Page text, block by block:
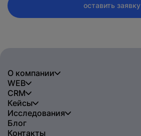
оставить заявку
О компании
WEB
CRM
Кейсы
Исследования
Блог
Контакты